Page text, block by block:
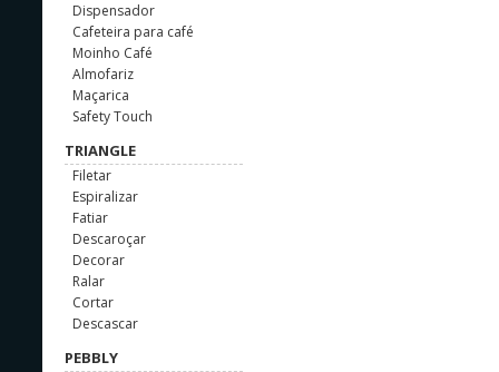
Dispensador
Cafeteira para café
Moinho Café
Almofariz
Maçarica
Safety Touch
TRIANGLE
Filetar
Espiralizar
Fatiar
Descaroçar
Decorar
Ralar
Cortar
Descascar
PEBBLY